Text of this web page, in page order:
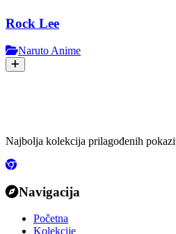
Rock Lee
Naruto Anime
Najbolja kolekcija prilagođenih
Navigacija
Početna
Kolekcije